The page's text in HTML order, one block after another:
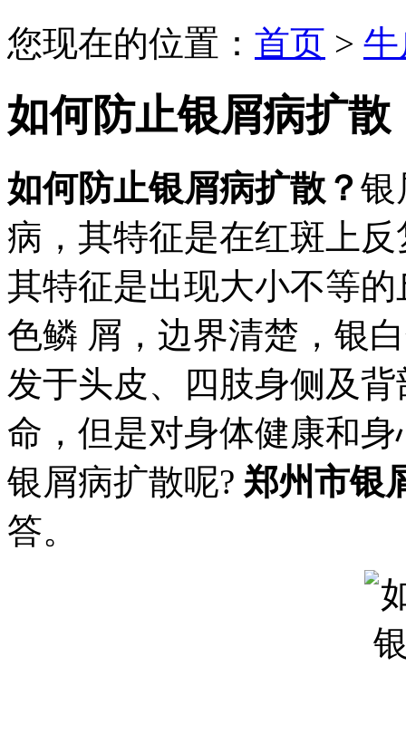
您现在的位置： 首页 >
如何防止银屑病扩散
如何防止银屑病扩散？ 银
病，其特征是在红斑上
其特征是出现大小不等
色鳞 屑，边界清楚，银
发于头皮、四肢身侧及
命，但是对身体健康和
银屑病扩散呢? 郑州市银
答。